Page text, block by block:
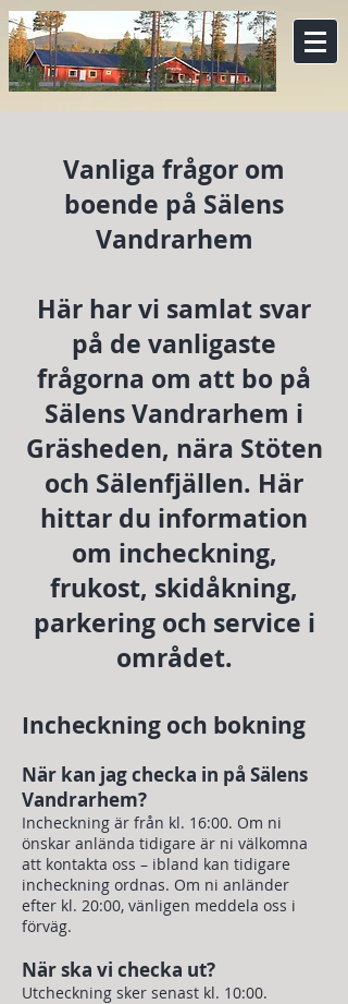
Vanliga frågor om
boende på Sälens
Vandrarhem
Här har vi samlat svar
på de vanligaste
frågorna om att bo på
Sälens Vandrarhem i
Gräsheden, nära Stöten
och Sälenfjällen. Här
hittar du information
om incheckning,
frukost, skidåkning,
parkering och service i
området.
Incheckning och bokning
När kan jag checka in på Sälens
Vandrarhem?
Incheckning är från kl. 16:00. Om ni
önskar anlända tidigare är ni välkomna
att kontakta oss – ibland kan tidigare
incheckning ordnas. Om ni anländer
efter kl. 20:00, vänligen meddela oss i
förväg.
När ska vi checka ut?
Utcheckning sker senast kl. 10:00.